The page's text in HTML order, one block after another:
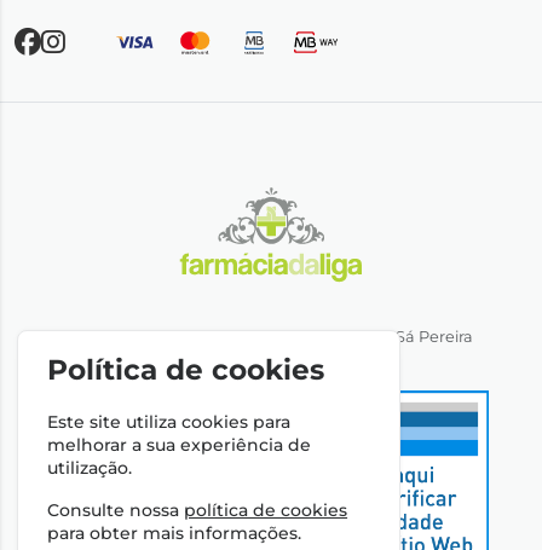
Direção Técnica: Dra. Ana Rita Miranda de Sá Pereira
NIPC: 501064974
Política de cookies
Este site utiliza cookies para
melhorar a sua experiência de
utilização.
Consulte nossa política de cookies
para obter mais informações.